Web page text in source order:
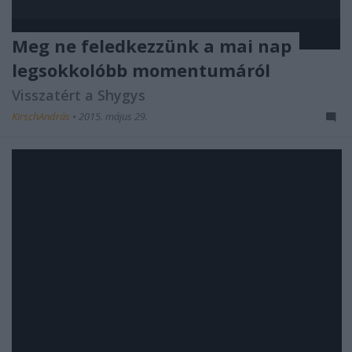
Meg ne feledkezzünk a mai nap
legsokkolóbb momentumáról
Visszatért a Shygys
KirschAndrás • 2015. május 29.